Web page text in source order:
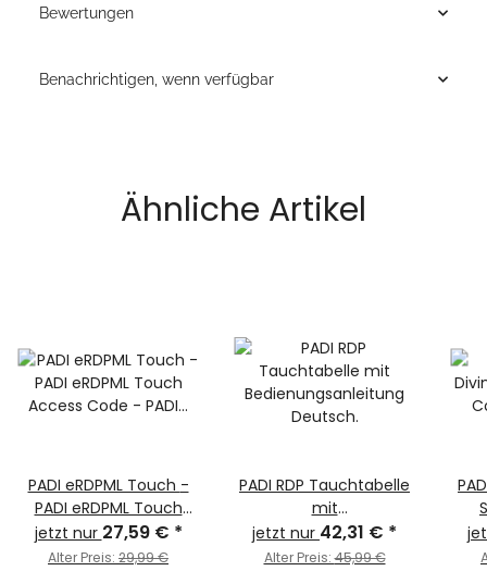
Bewertungen
Benachrichtigen, wenn verfügbar
Ähnliche Artikel
PADI eRDPML Touch -
PADI eRDPML Touch
Access Code - PADI
eRDPML Touch Deutsch
jetzt nur 27,59 € *
Alter Preis: 29,99 €
PADI RDP Tauchtabelle
mit
Bedienungsanleitung
Deutsch.
jetzt nur 42,31 € *
Alter Preis:45,99 €